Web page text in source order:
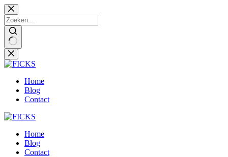
Ga
naar
de
inhoud
Home
Blog
Contact
Home
Blog
Contact